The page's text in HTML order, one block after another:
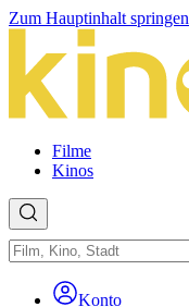
Zum Hauptinhalt springen
Filme
Kinos
Konto